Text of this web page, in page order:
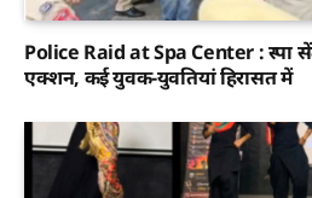
Police Raid at Spa Center : स्पा
एक्शन, कई युवक-युवतियां हिरासत में